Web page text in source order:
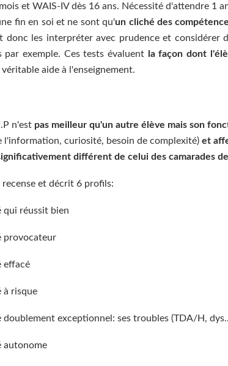
et WAIS-IV dès 16 ans. Nécessité d'attendre 1
fin en soi et ne sont qu'un cliché des
donc les interpréter avec prudence et considérer
par exemple. Ces tests évaluent
la façon dont
aide à l'enseignement.
n'est pas meilleur qu'un autre élève mais son
l'information, curiosité, besoin de complexité) et
différent de celui des camarades
et décrit 6 profils:
qui réussit bien
provocateur
effacé
à risque
doublement exceptionnel: ses troubles (TDA/H,
autonome